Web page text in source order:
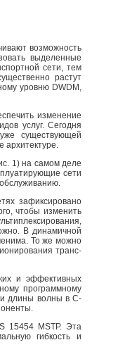
возможность
выделенные
сети, тем
растут
уровню DWDM,
изменение
услуг. Сегодня
существующей
архитектуре.
1) на самом деле
сети
зафиксировано
чтобы изменить
В динамичной
То же можно
транс­
и эффективных
программному
длины волны в С-
15454 MSTP. Эта
гибкость и